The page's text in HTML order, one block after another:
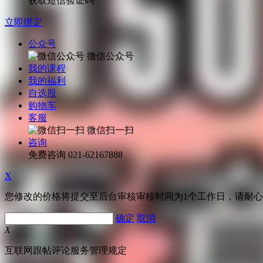
立即绑定
公众号
微信公众号
我的课程
我的福利
自选股
购物车
客服
微信扫一扫
咨询
免费咨询 021-62167888
X
您修改的价格将提交至后台审核审核时间为1个工作日，请耐
确定 取消
X
互联网跟帖评论服务管理规定